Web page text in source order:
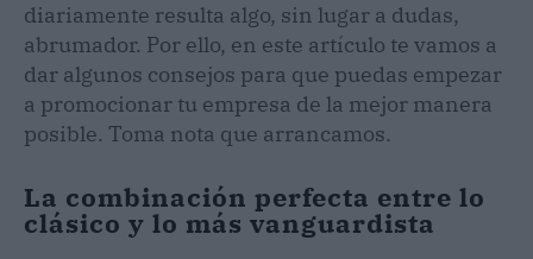
diariamente resulta algo, sin lugar a dudas,
abrumador. Por ello, en este artículo te vamos a
dar algunos consejos para que puedas empezar
a promocionar tu empresa de la mejor manera
posible. Toma nota que arrancamos.
La combinación perfecta entre lo
clásico y lo más vanguardista